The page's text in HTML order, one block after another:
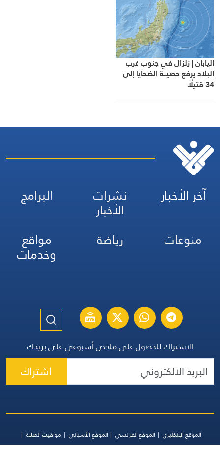
اليابان | زلزال في جنوب غرب
البلاد يرفع حصيلة الضحايا إلى
34 قتيلًا
آخر الأخبار نشرات
الأخبار
البرامج
منوعات
رياضة مواقع
وخدمات
الاشتراك للحصول على ملخص أسبوعي على بريدك
اشتراك
الموقع الإنكليزي الموقع الفرنسي الموقع الأسباني
مواقيت الصلاة
اتصل بنا